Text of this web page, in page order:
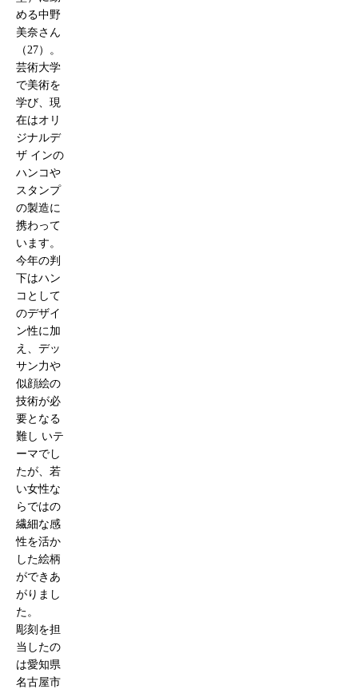
める中野
美奈さん
（27）。
芸術大学
で美術を
学び、現
在はオリ
ジナルデ
ザ インの
ハンコや
スタンプ
の製造に
携わって
います。
今年の判
下はハン
コとして
のデザイ
ン性に加
え、デッ
サン力や
似顔絵の
技術が必
要となる
難し いテ
ーマでし
たが、若
い女性な
らではの
繊細な感
性を活か
した絵柄
ができあ
がりまし
た。
彫刻を担
当したの
は愛知県
名古屋市